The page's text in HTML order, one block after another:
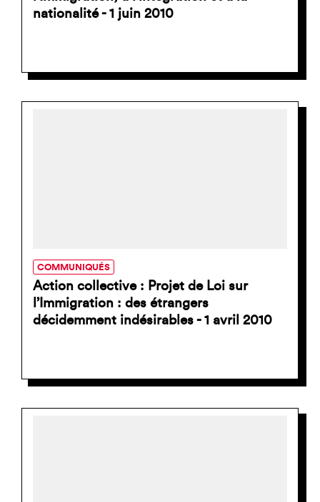
nationalité - 1 juin 2010
COMMUNIQUÉS
Action collective : Projet de Loi sur
l’Immigration : des étrangers
décidemment indésirables - 1 avril 2010